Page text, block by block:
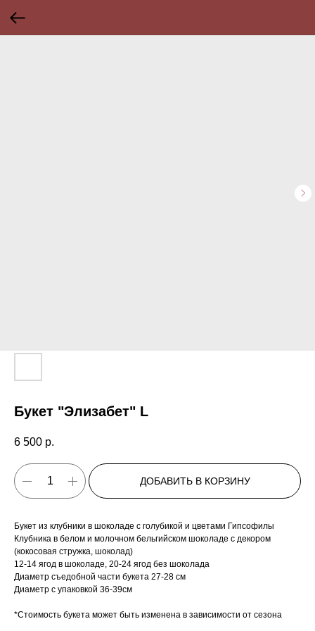
Букет "Элизабет" L
6 500 р.
ДОБАВИТЬ В КОРЗИНУ
Букет из клубники в шоколаде с голубикой и цветами Гипсофилы
Клубника в белом и молочном бельгийском шоколаде с декором
(кокосовая стружка, шоколад)
12-14 ягод в шоколаде, 20-24 ягод без шоколада
Диаметр съедобной части букета 27-28 см
Диаметр с упаковкой 36-39см
*Стоимость букета может быть изменена в зависимости от сезона